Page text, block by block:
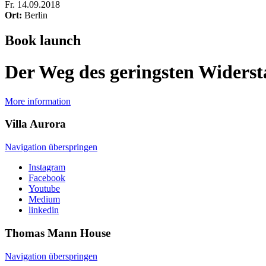
Fr. 14.09.2018
Ort: Berlin
Book launch
Der Weg des geringsten
More information
VillaAurora
Navigation überspringen
Instagram
Facebook
Youtube
Medium
linkedin
Thomas Mann House
Navigation überspringen